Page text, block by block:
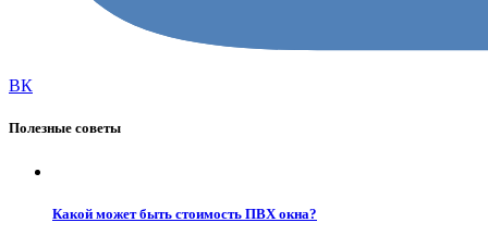
ВК
Полезные советы
Какой может быть стоимость ПВХ окна?